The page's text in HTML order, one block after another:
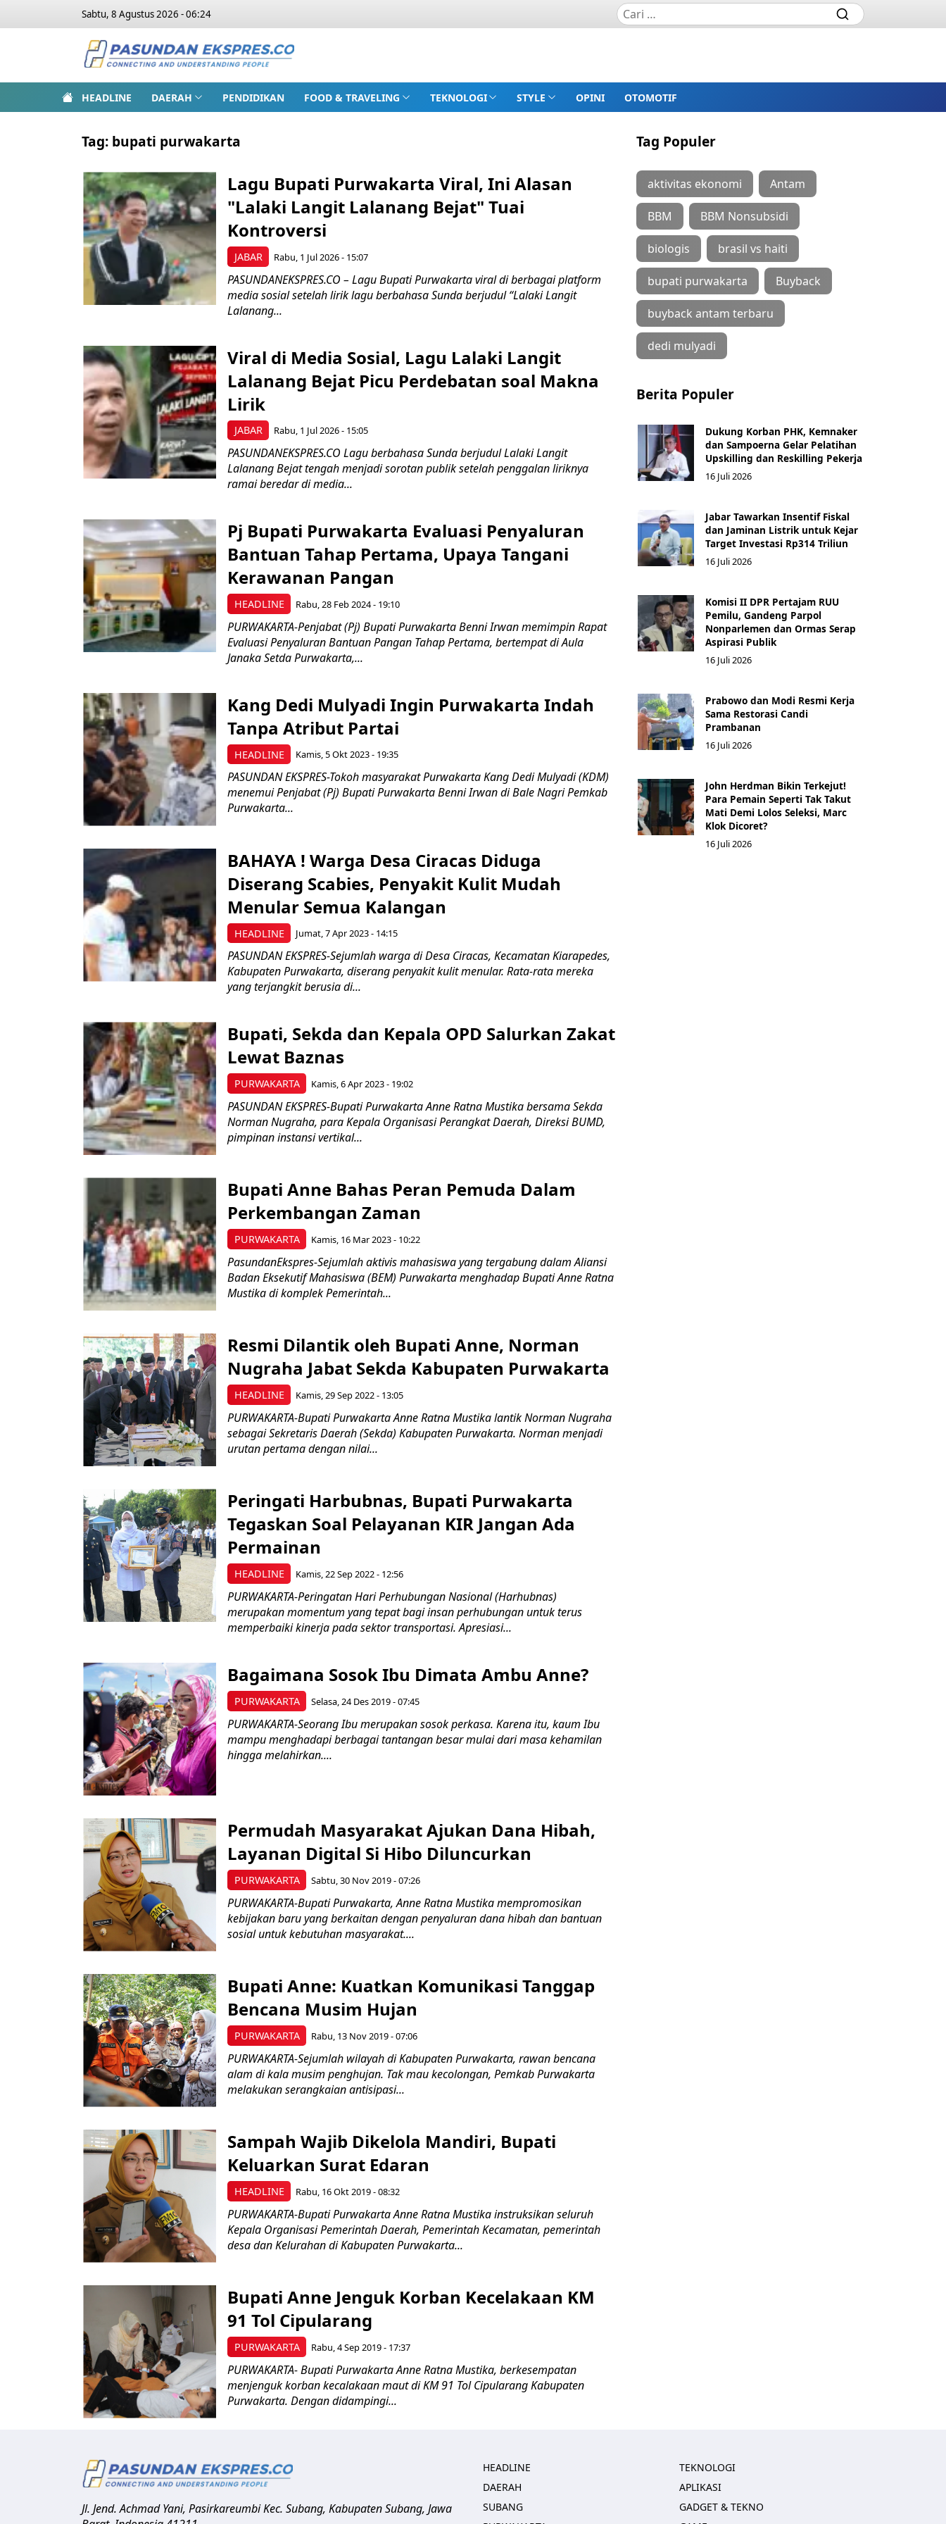
Sabtu, 8 Agustus 2026 - 06:24
HEADLINE DAERAH PENDIDIKAN FOOD & TRAVELING TEKNOLOGI STYLE OPINI OTOMOTIF
Tag: bupati purwakarta
JABAR
Lagu Bupati Purwakarta Viral, Ini Alasan
"Lalaki Langit Lalanang Bejat" Tuai
Kontroversi
Rabu, 1 Jul 2026 - 15:07
PASUNDANEKSPRES.CO – Lagu Bupati Purwakarta viral di berbagai platform
media sosial setelah lirik lagu berbahasa Sunda berjudul “Lalaki Langit
Lalanang...
JABAR
Viral di Media Sosial, Lagu Lalaki Langit
Lalanang Bejat Picu Perdebatan soal Makna
Lirik
Rabu, 1 Jul 2026 - 15:05
PASUNDANEKSPRES.CO Lagu berbahasa Sunda berjudul Lalaki Langit
Lalanang Bejat tengah menjadi sorotan publik setelah penggalan liriknya
ramai beredar di media...
HEADLINE
Pj Bupati Purwakarta Evaluasi Penyaluran
Bantuan Tahap Pertama, Upaya Tangani
Kerawanan Pangan
Rabu, 28 Feb 2024 - 19:10
PURWAKARTA-Penjabat (Pj) Bupati Purwakarta Benni Irwan memimpin Rapat
Evaluasi Penyaluran Bantuan Pangan Tahap Pertama, bertempat di Aula
Janaka Setda Purwakarta,...
HEADLINE
Kang Dedi Mulyadi Ingin Purwakarta Indah
Tanpa Atribut Partai
Kamis, 5 Okt 2023 - 19:35
PASUNDAN EKSPRES-Tokoh masyarakat Purwakarta Kang Dedi Mulyadi (KDM)
menemui Penjabat (Pj) Bupati Purwakarta Benni Irwan di Bale Nagri Pemkab
Purwakarta...
HEADLINE
BAHAYA ! Warga Desa Ciracas Diduga
Diserang Scabies, Penyakit Kulit Mudah
Menular Semua Kalangan
Jumat, 7 Apr 2023 - 14:15
PASUNDAN EKSPRES-Sejumlah warga di Desa Ciracas, Kecamatan Kiarapedes,
Kabupaten Purwakarta, diserang penyakit kulit menular. Rata-rata mereka
yang terjangkit berusia di...
PURWAKARTA
Bupati, Sekda dan Kepala OPD Salurkan Zakat
Lewat Baznas
Kamis, 6 Apr 2023 - 19:02
PASUNDAN EKSPRES-Bupati Purwakarta Anne Ratna Mustika bersama Sekda
Norman Nugraha, para Kepala Organisasi Perangkat Daerah, Direksi BUMD,
pimpinan instansi vertikal...
PURWAKARTA
Bupati Anne Bahas Peran Pemuda Dalam
Perkembangan Zaman
Kamis, 16 Mar 2023 - 10:22
PasundanEkspres-Sejumlah aktivis mahasiswa yang tergabung dalam Aliansi
Badan Eksekutif Mahasiswa (BEM) Purwakarta menghadap Bupati Anne Ratna
Mustika di komplek Pemerintah...
HEADLINE
Resmi Dilantik oleh Bupati Anne, Norman
Nugraha Jabat Sekda Kabupaten Purwakarta
Kamis, 29 Sep 2022 - 13:05
PURWAKARTA-Bupati Purwakarta Anne Ratna Mustika lantik Norman Nugraha
sebagai Sekretaris Daerah (Sekda) Kabupaten Purwakarta. Norman menjadi
urutan pertama dengan nilai...
HEADLINE
Peringati Harbubnas, Bupati Purwakarta
Tegaskan Soal Pelayanan KIR Jangan Ada
Permainan
Kamis, 22 Sep 2022 - 12:56
PURWAKARTA-Peringatan Hari Perhubungan Nasional (Harhubnas)
merupakan momentum yang tepat bagi insan perhubungan untuk terus
memperbaiki kinerja pada sektor transportasi. Apresiasi...
PURWAKARTA
Bagaimana Sosok Ibu Dimata Ambu Anne?
Selasa, 24 Des 2019 - 07:45
PURWAKARTA-Seorang Ibu merupakan sosok perkasa. Karena itu, kaum Ibu
mampu menghadapi berbagai tantangan besar mulai dari masa kehamilan
hingga melahirkan....
PURWAKARTA
Permudah Masyarakat Ajukan Dana Hibah,
Layanan Digital Si Hibo Diluncurkan
Sabtu, 30 Nov 2019 - 07:26
PURWAKARTA-Bupati Purwakarta, Anne Ratna Mustika mempromosikan
kebijakan baru yang berkaitan dengan penyaluran dana hibah dan bantuan
sosial untuk kebutuhan masyarakat....
PURWAKARTA
Bupati Anne: Kuatkan Komunikasi Tanggap
Bencana Musim Hujan
Rabu, 13 Nov 2019 - 07:06
PURWAKARTA-Sejumlah wilayah di Kabupaten Purwakarta, rawan bencana
alam di kala musim penghujan. Tak mau kecolongan, Pemkab Purwakarta
melakukan serangkaian antisipasi...
HEADLINE
Sampah Wajib Dikelola Mandiri, Bupati
Keluarkan Surat Edaran
Rabu, 16 Okt 2019 - 08:32
PURWAKARTA-Bupati Purwakarta Anne Ratna Mustika instruksikan seluruh
Kepala Organisasi Pemerintah Daerah, Pemerintah Kecamatan, pemerintah
desa dan Kelurahan di Kabupaten Purwakarta...
PURWAKARTA
Bupati Anne Jenguk Korban Kecelakaan KM
91 Tol Cipularang
Rabu, 4 Sep 2019 - 17:37
PURWAKARTA- Bupati Purwakarta Anne Ratna Mustika, berkesempatan
menjenguk korban kecalakaan maut di KM 91 Tol Cipularang Kabupaten
Purwakarta. Dengan didampingi...
Tag Populer
aktivitas ekonomi Antam
BBM BBM Nonsubsidi
biologis brasil vs haiti
bupati purwakarta Buyback
buyback antam terbaru
dedi mulyadi
Berita Populer
Dukung Korban PHK, Kemnaker
dan Sampoerna Gelar Pelatihan
Upskilling dan Reskilling Pekerja
16 Juli 2026
Jabar Tawarkan Insentif Fiskal
dan Jaminan Listrik untuk Kejar
Target Investasi Rp314 Triliun
16 Juli 2026
Komisi II DPR Pertajam RUU
Pemilu, Gandeng Parpol
Nonparlemen dan Ormas Serap
Aspirasi Publik
16 Juli 2026
Prabowo dan Modi Resmi Kerja
Sama Restorasi Candi
Prambanan
16 Juli 2026
John Herdman Bikin Terkejut!
Para Pemain Seperti Tak Takut
Mati Demi Lolos Seleksi, Marc
Klok Dicoret?
16 Juli 2026
Jl. Jend. Achmad Yani, PasirkareumbiKec. Subang, Kabupaten Subang, Jawa
HEADLINE
DAERAH
SUBANG
TEKNOLOGI
APLIKASI
GADGET & TEKNO